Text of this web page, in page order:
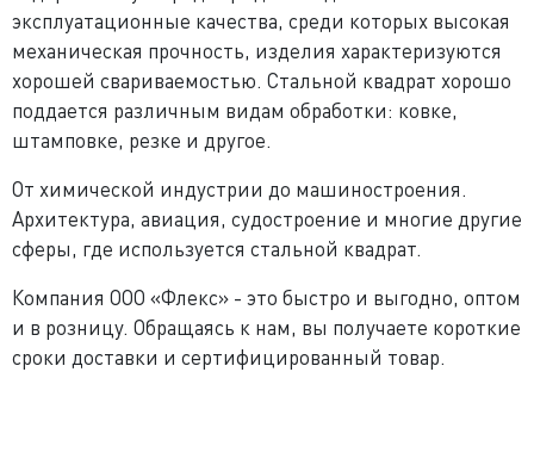
эксплуатационные качества, среди которых высокая
механическая прочность, изделия характеризуются
хорошей свариваемостью. Стальной квадрат хорошо
поддается различным видам обработки: ковке,
штамповке, резке и другое.
От химической индустрии до машиностроения.
Архитектура, авиация, судостроение и многие другие
сферы, где используется стальной квадрат.
Компания ООО «Флекс» - это быстро и выгодно, оптом
и в розницу. Обращаясь к нам, вы получаете короткие
сроки доставки и сертифицированный товар.